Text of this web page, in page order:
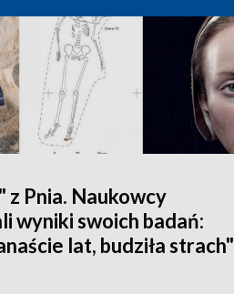
z Pnia. Naukowcy
wyniki swoich badań:
lat, budziła strach"